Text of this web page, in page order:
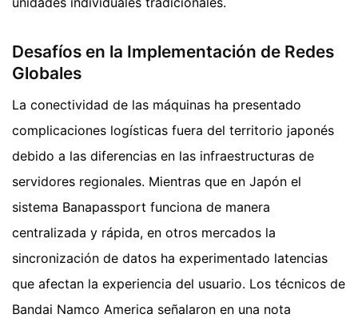
Desafíos en la Implementación de Redes
Globales
La conectividad de las máquinas ha presentado
complicaciones logísticas fuera del territorio japonés
debido a las diferencias en las infraestructuras de
servidores regionales. Mientras que en Japón el
sistema Banapassport funciona de manera
centralizada y rápida, en otros mercados la
sincronización de datos ha experimentado latencias
que afectan la experiencia del usuario. Los técnicos de
Bandai Namco America señalaron en una nota